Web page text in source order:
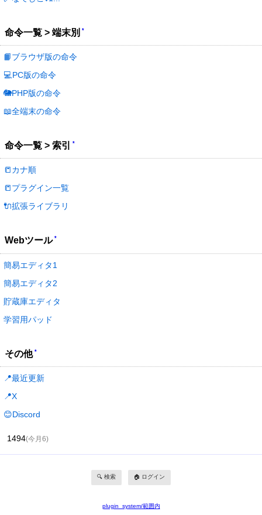
命令一覧 > 端末別 *
📙ブラウザ版の命令
💻PC版の命令
🐘PHP版の命令
📖全端末の命令
命令一覧 > 索引 *
📒カナ順
📒プラグイン一覧
🔌拡張ライブラリ
Webツール *
簡易エディタ1
簡易エディタ2
貯蔵庫エディタ
学習用パッド
その他 *
📍最近更新
📍X
😊Discord
1494(今月6)
🔍 検索 🏠 ログイン
plugin_system/範囲内